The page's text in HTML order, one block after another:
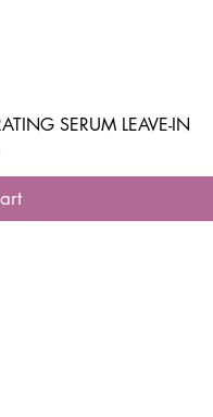
SERUM LEAVE-IN